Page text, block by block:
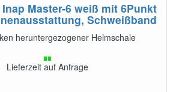
Master-6 weiß mit 6Punkt
Schweißband
heruntergezogener Helmschale
Lieferzeit auf Anfrage